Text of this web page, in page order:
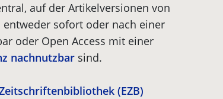
auf der Artikelversionen von
sofort oder nach einer
oder Open Access mit einer
nachnutzbar sind.
(EZB)